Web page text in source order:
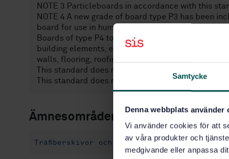
Samtycke
Denna webbplats använder
Vi använder cookies för att
av våra produkter och
medgivande eller anpassa
NOTE 3 Particleboards in accordance with this
NOTE 4 A new grade of board type P3 has been
board for use in humid conditions.
Boards of type P4 to P7 are intended for use in
building elements, e. g.
walls, flooring, roofing and I-beams (see EN V
This standard does not give requirements for
This standard does not apply to extruded
Ämnesområden
Träfiberskivor och spånskivor (79.060.20)